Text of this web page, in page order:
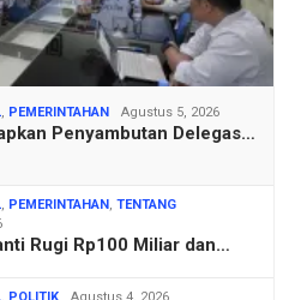
, PEMERINTAHAN Agustus 5, 2026
Penyambutan Delegas…
, PEMERINTAHAN, TENTANG
Rugi Rp100 Miliar dan…